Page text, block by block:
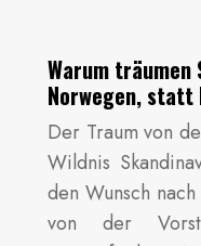
Warum träumen
Norwegen, statt
Der Traum von
Wildnis
den Wunsch
von der